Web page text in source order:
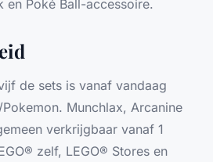
Poké Ball-accessoire.
de sets is vanaf vandaag
Munchlax, Arcanine
verkrijgbaar vanaf 1
zelf, LEGO® Stores en